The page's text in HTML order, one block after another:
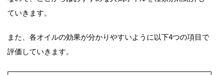
ていきます。
また、各オイルの効果が分かりやすいように以下4つの項目で
評価していきます。